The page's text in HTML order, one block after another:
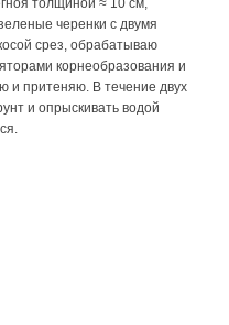
черенки с двумя
срез, обрабатываю
корнеобразования и
и притеняю. В течение двух
и опрыскивать водой